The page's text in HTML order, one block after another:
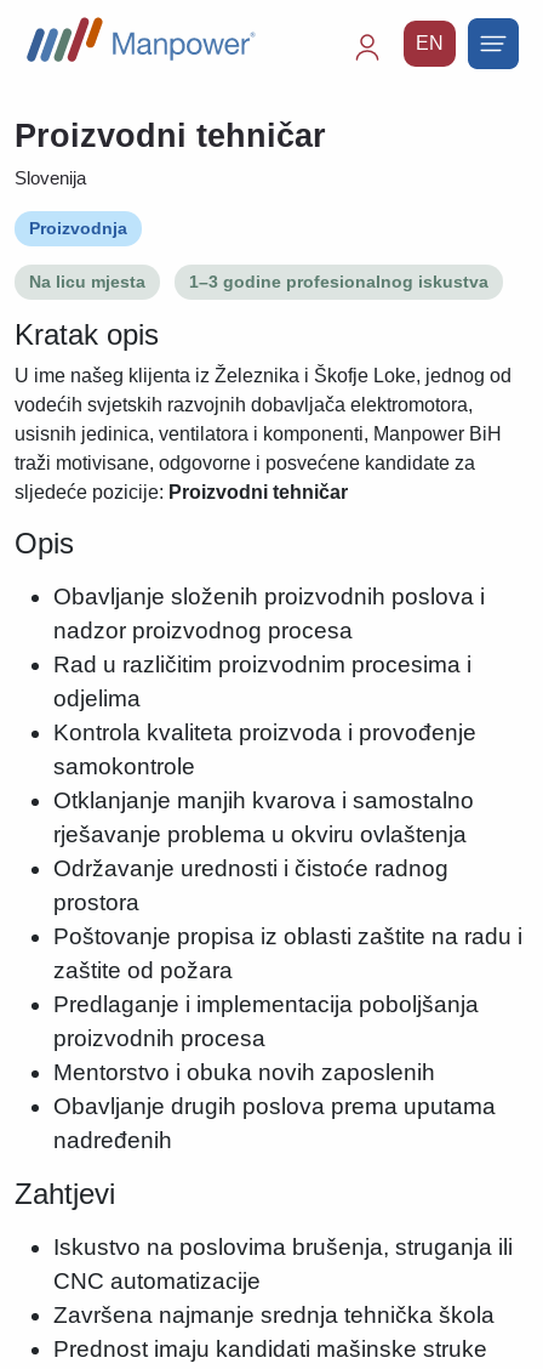
EN
Proizvodni tehničar
Slovenija
Proizvodnja
Na licu mjesta 1–3 godine profesionalnog iskustva
Kratak opis
U ime našeg klijenta iz Železnika i Škofje Loke, jednog od
vodećih svjetskih razvojnih dobavljača elektromotora,
usisnih jedinica, ventilatora i komponenti, Manpower BiH
traži motivisane, odgovorne i posvećene kandidate za
sljedeće pozicije: Proizvodni tehničar
Opis
Obavljanje složenih proizvodnih poslova i
nadzor proizvodnog procesa
Rad u različitim proizvodnim procesima i
odjelima
Kontrola kvaliteta proizvoda i provođenje
samokontrole
Otklanjanje manjih kvarova i samostalno
rješavanje problema u okviru ovlaštenja
Održavanje urednosti i čistoće radnog
prostora
Poštovanje propisa iz oblasti zaštite na radu i
zaštite od požara
Predlaganje i implementacija poboljšanja
proizvodnih procesa
Mentorstvo i obuka novih zaposlenih
Obavljanje drugih poslova prema uputama
nadređenih
Zahtjevi
Iskustvo na poslovima brušenja, struganja ili
CNC automatizacije
Završena najmanje srednja tehnička škola
Prednost imaju kandidati mašinske struke